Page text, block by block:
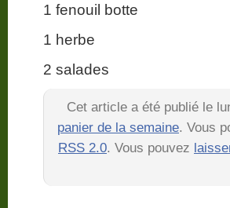
1 fenouil botte
1 herbe
2 salades
Cet article a été publié le
panier de la semaine. Vous
RSS 2.0. Vous pouvez